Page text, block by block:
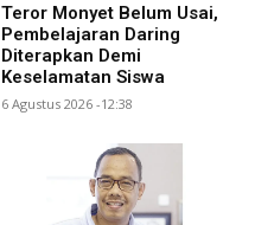
Teror Monyet Belum Usai,
Pembelajaran Daring
Diterapkan Demi
Keselamatan Siswa
6 Agustus 2026 -12:38